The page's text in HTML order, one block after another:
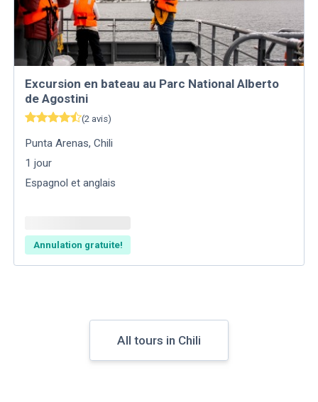
Excursion en bateau au Parc National Alberto
de Agostini
(2 avis)
Punta Arenas,Chili
1 jour
Espagnol et anglais
Annulation gratuite!
All tours in Chili